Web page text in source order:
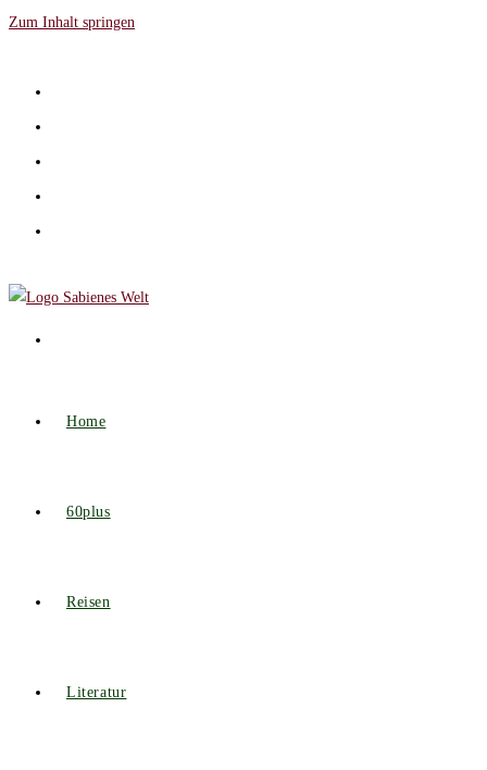
Zum Inhalt springen
Home
60plus
Reisen
Literatur